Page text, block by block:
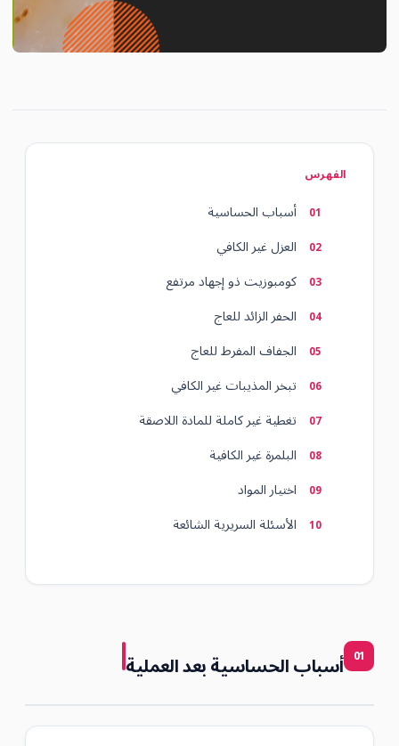
الفهرس
أسباب الحساسية
العزل غير الكافي
كومبوزيت ذو إجهاد مرتفع
الحفر الزائد للعاج
الجفاف المفرط للعاج
تبخر المذيبات غير الكافي
تغطية غير كاملة للمادة اللاصقة
البلمرة غير الكافية
اختيار المواد
الأسئلة السريرية الشائعة
01 أسباب الحساسية بعد العملية